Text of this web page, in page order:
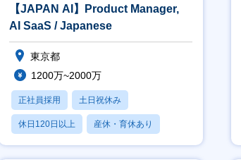
【JAPAN AI】Product Manager,
AI SaaS / Japanese
東京都
1200万~2000万
正社員採用 土日祝休み
休日120日以上 産休・育休あり
賞与あり